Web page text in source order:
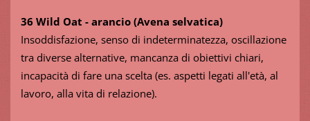
36 Wild Oat - arancio (Avena selvatica)
Insoddisfazione, senso di indeterminatezza, oscillazione
tra diverse alternative, mancanza di obiettivi chiari,
incapacità di fare una scelta (es. aspetti legati all'età, al
lavoro, alla vita di relazione).